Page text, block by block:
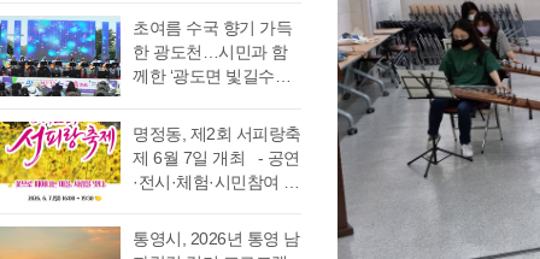
었다. 이에 먼저 평생 보
수를 자처하던 저의 부
족함을 질책하…
음주운항 단속 현황을
분석한 결과, 본격적인
조업이 시작되는 봄철
운항이 지속적으로 발
생했으며, 특히 여름철
적발 …
래도록 마음속에 품어
온 질문의 답을 찾기 위
해 길을 나선다. 이번 여
다. 역사와 예술을 만나
고, 그 속에서 통영의 내
일을 그려 보기 위한 작
다. 2026년 7월 17일,
아침 여덟 시. 무전동
가능 통영국제음악재
단(이사장 강석주)이 오
는 9월 19일 개최하는
를 모집한다. ‘윤이상
동요제’는 통영국제음
악재단이 세계적인 작
악적 유산을 계승하고
초여름 수국 향기 가득
한 광도천…시민과 함
께한 ‘광도면 빛길수국
정취가 절정에 이른 6월
20일 통영시 광도면(면
장 노승욱) 광도천 일원
에서는 형형색색의 수
많은 시민과 관광객이
명정동, 제2회 서피랑축
제 6월 7일 개최 - 공연
·전시·체험·시민참여 프
사 마련 명정동주민자
치위원회(위원장 이진
통영시, 2026년 통영 남